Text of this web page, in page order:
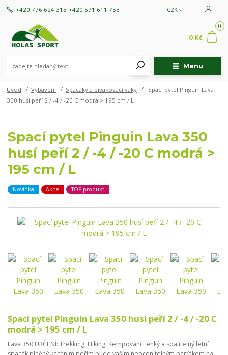
Menu
CZK
+420 776 624 313 +420 571 611 753
0
0 Kč
Úvod Vybavení Spacáky a bivakovací vaky
Spací pytel Pinguin Lava
350 husí peří 2 / -4 / -20 C modrá > 195 cm / L
Spací pytel Pinguin Lava 350
husí peří 2 / -4 / -20 C modrá >
195 cm / L
Novinka Akce TOP produkt
Spací pytel Pinguin Lava 350 husí peří 2 / -4 / -20 C
modrá > 195 cm / L
Lava 350 URČENÍ: Trekking, Hiking, Kempování Lehký a sbalitelný letní